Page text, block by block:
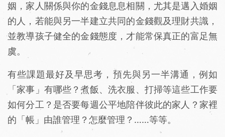
姻，家人關係與你的金錢息息相關，尤其是邁入婚姻
的人，若能與另一半建立共同的金錢觀及理財共識，
並教導孩子健全的金錢態度，才能常保真正的富足無
虞。
有些課題最好及早思考，預先與另一半溝通，例如
「家事」有哪些？煮飯、洗衣服、打掃等這些工作要
如何分工？是否要每週公平地陪伴彼此的家人？家裡
的「帳」由誰管理？怎麼管理？……等等。